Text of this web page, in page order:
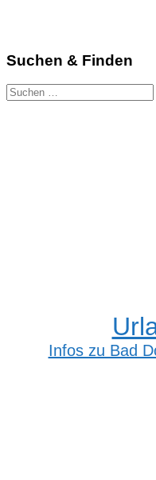
Suchen & Finden
Suchen
nach:
Infos zu Bad